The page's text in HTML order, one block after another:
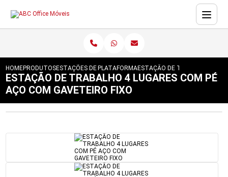
HOMEPRODUTOSESTAÇÕES DE TRABALHO
PLATAFORMAESTAÇÃO DE TRABALHO 4
ESTAÇÃO DE TRABALHO 4 LUGARES COM PÉ
AÇO COM GAVETEIRO FIXO